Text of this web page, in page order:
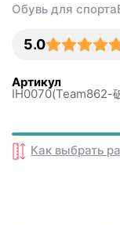
Обувь для спорта
5.0
Артикул
IH0070(Team862-
Как выбрать